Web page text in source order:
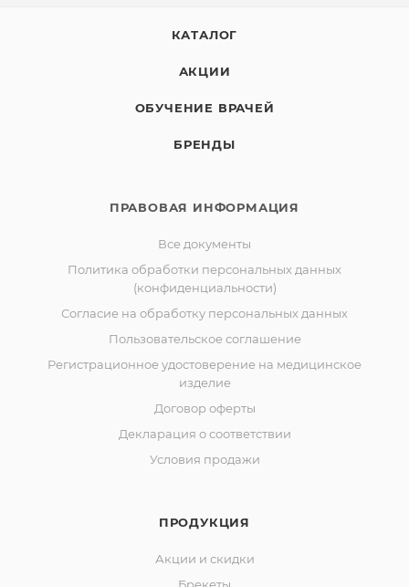
КАТАЛОГ
АКЦИИ
ОБУЧЕНИЕ ВРАЧЕЙ
БРЕНДЫ
ПРАВОВАЯ ИНФОРМАЦИЯ
Все документы
Политика обработки персональных данных
(конфиденциальности)
Согласие на обработку персональных данных
Пользовательское соглашение
Регистрационное удостоверение на медицинское
изделие
Договор оферты
Декларация о соответствии
Условия продажи
ПРОДУКЦИЯ
Акции и скидки